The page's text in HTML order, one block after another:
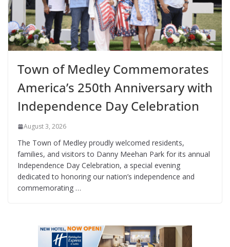
Town of Medley Commemorates
America’s 250th Anniversary with
Independence Day Celebration
August 3, 2026
The Town of Medley proudly welcomed residents,
families, and visitors to Danny Meehan Park for its annual
Independence Day Celebration, a special evening
dedicated to honoring our nation’s independence and
commemorating …